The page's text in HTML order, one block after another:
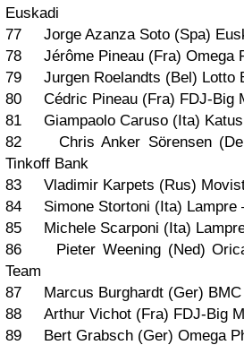
Euskadi
77 Jorge Azanza Soto (Spa)
78 Jérôme Pineau (Fra) Omega
79 Jurgen Roelandts (Bel) Lotto
80 Cédric Pineau (Fra) FDJ-Big
81 Giampaolo Caruso (Ita)
82 Chris Anker Sörensen
Tinkoff Bank
83 Vladimir Karpets (Rus)
84 Simone Stortoni (Ita) Lampre
85 Michele Scarponi (Ita)
86 Pieter Weening (Ned) Orica
Team
87 Marcus Burghardt (Ger) BMC
88 Arthur Vichot (Fra) FDJ-Big
89 Bert Grabsch (Ger) Omega